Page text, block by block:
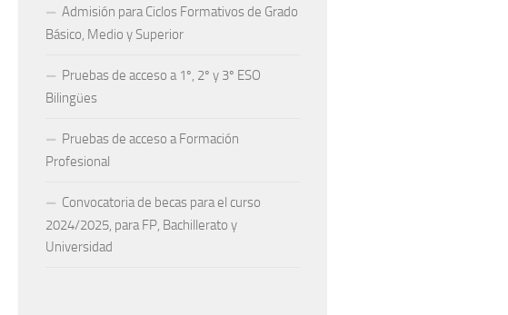
Admisión para Ciclos Formativos de Grado
Básico, Medio y Superior
Pruebas de acceso a 1º, 2º y 3º ESO
Bilingües
Pruebas de acceso a Formación
Profesional
Convocatoria de becas para el curso
2024/2025, para FP, Bachillerato y
Universidad